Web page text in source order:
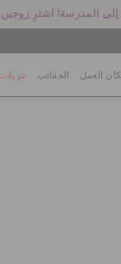
العمل الحقائب تنزيلات